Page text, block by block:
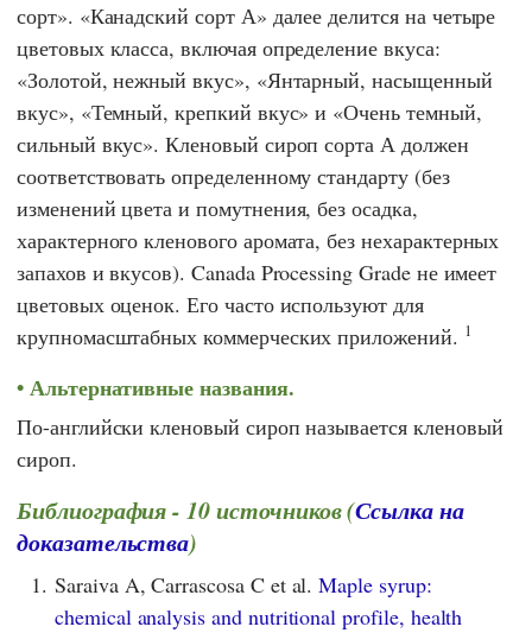
сорт». «Канадский сорт А» далее делится на четыре
цветовых класса, включая определение вкуса:
«Золотой, нежный вкус», «Янтарный, насыщенный
вкус», «Темный, крепкий вкус» и «Очень темный,
сильный вкус». Кленовый сироп сорта А должен
соответствовать определенному стандарту (без
изменений цвета и помутнения, без осадка,
характерного кленового аромата, без нехарактерных
запахов и вкусов). Canada Processing Grade не имеет
цветовых оценок. Его часто используют для
крупномасштабных коммерческих приложений. 1
Альтернативные названия.
По-английски кленовый сироп называется кленовый
сироп.
Библиография - 10 источников (Ссылка на
доказательства)
1. Saraiva A, Carrascosa C et al.Maple syrup:
chemical analysis and nutritional profile, health